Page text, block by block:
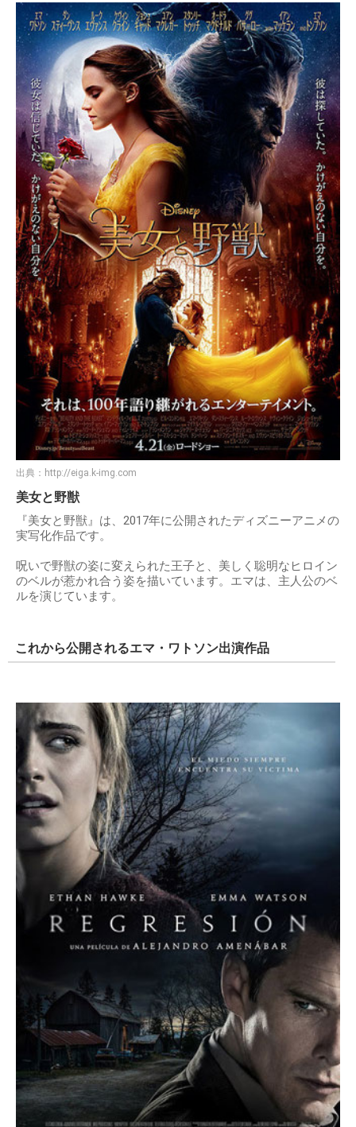
出典： http://eiga.k-img.com
美女と野獣
『美女と野獣』は、2017年に公開されたディズニーアニメの
実写化作品です。
呪いで野獣の姿に変えられた王子と、美しく聡明なヒロイン
のベルが惹かれ合う姿を描いています。エマは、主人公のベ
ルを演じています。
これから公開されるエマ・ワトソン出演作品